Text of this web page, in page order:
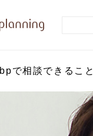
bpで相談できること